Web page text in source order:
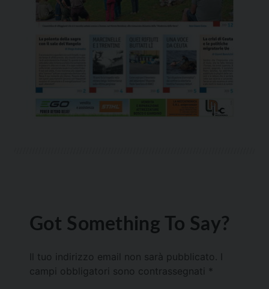
Got Something To Say?
Il tuo indirizzo email non sarà pubblicato.
campi obbligatori sono contrassegnati *